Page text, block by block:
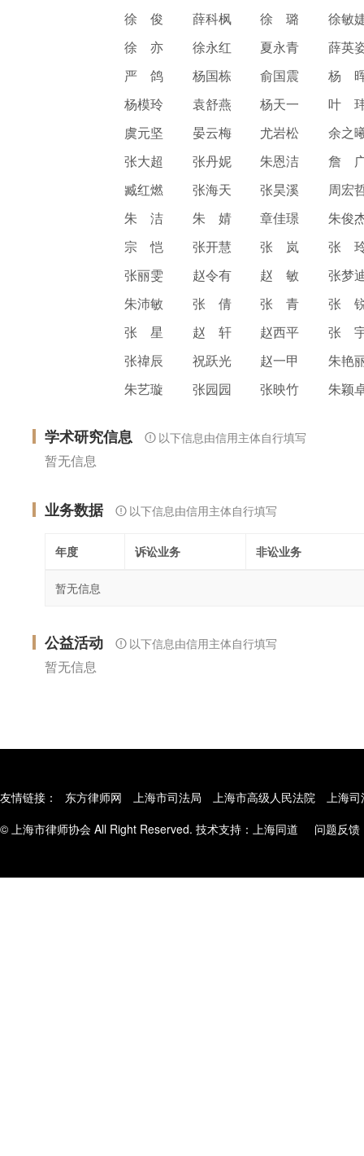
徐 俊
薛科枫 徐 璐
徐敏
徐 亦
徐永红 夏永青
薛英
严 鸽
杨国栋 俞国震
杨
杨模玲
袁舒燕 杨天一
叶
虞元坚
晏云梅 尤岩松
余之
张大超
张丹妮 朱恩洁
詹
臧红燃
张海天 张昊溪
周宏
朱 洁
朱 婧 章佳璟
朱俊
宗 恺
张开慧 张 岚
张
张丽雯
赵令有 赵 敏
张梦
朱沛敏
张 倩 张 青
张
张 星
赵 轩 赵西平
张
张禕辰
祝跃光 赵一甲
朱艳
朱艺璇
张园园 张映竹 朱颖
学术研究信息 以下信息由信用主体自行填写
暂无信息
业务数据 以下信息由信用主体自行填写
年度 诉讼业务 非讼业务
暂无信息
公益活动 以下信息由信用主体自行填写
暂无信息
友情链接： 东方律师网 上海市司法局 上海市高级人民法院
上海
© 上海市律师协会 All Right Reserved. 技术支持： 上海同道 问题反馈